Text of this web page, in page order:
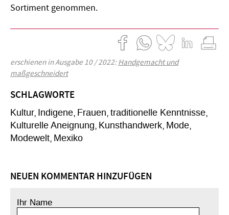
Sortiment genommen.
erschienen in Ausgabe 10 / 2022:Handgemacht und
maßgeschneidert
SCHLAGWORTE
Kultur Indigene Frauen traditionelle Kenntnisse
Kulturelle Aneignung Kunsthandwerk Mode
Modewelt Mexiko
NEUEN KOMMENTAR HINZUFÜGEN
Ihr Name